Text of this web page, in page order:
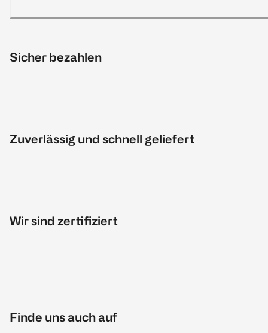
Sicher bezahlen
Zuverlässig und schnell geliefert
Wir sind zertifiziert
Finde uns auch auf